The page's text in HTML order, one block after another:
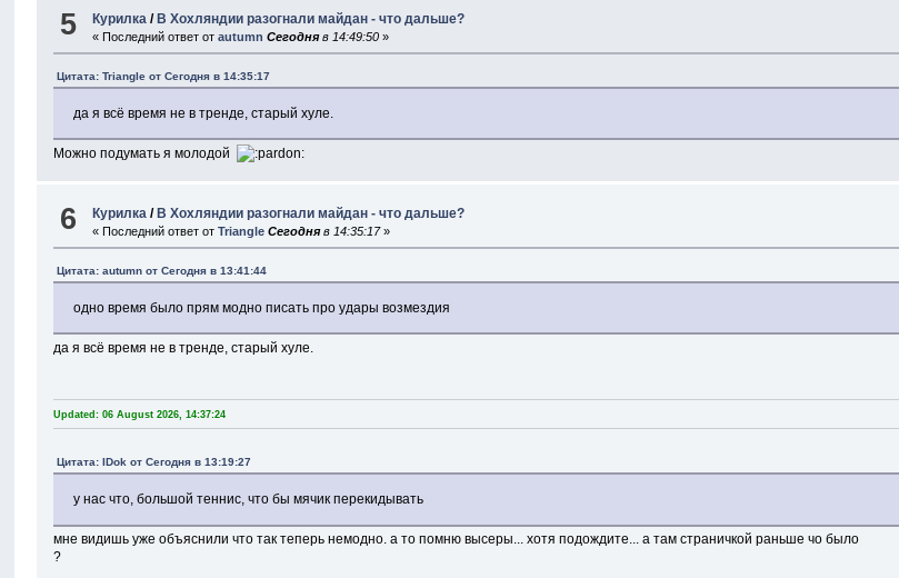
5 Курилка/В Хохляндии разогнали майдан - что дальше?
« Последний ответ от autumn Сегодняв 14:49:50»
Цитата: Triangle отСегодня в 14:35:17
да я всё время не в тренде, старый хуле.
Можно подумать я молодой
6 Курилка /В Хохляндии разогнали майдан - что дальше?
« Последний ответ от Triangle Сегодняв 14:35:17»
Цитата: autumn отСегодня в 13:41:44
одно время было прям модно писать про удары возмездия
да я всё время не в тренде, старый хуле.
Updated: 06 August 2026, 14:37:24
Цитата: IDok отСегодня в 13:19:27
у нас что, большой теннис, что бы мячик перекидывать
мне видишь уже объяснили что так теперь немодно. а то помню высеры... хотя подождите... а там страничкой раньше чо было
?